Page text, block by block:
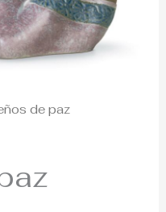
de paz